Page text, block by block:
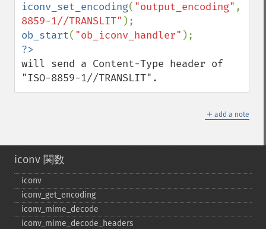
iconv_set_encoding( "output_encoding" ,
8859-1//TRANSLIT"
ob_start( "ob_iconv_handler"
will send a Content-Type header of
"ISO-8859-1//TRANSLIT".
＋ add a note
iconv 関数
iconv
iconv_​get_​encoding
iconv_​mime_​decode
iconv_​mime_​decode_​headers